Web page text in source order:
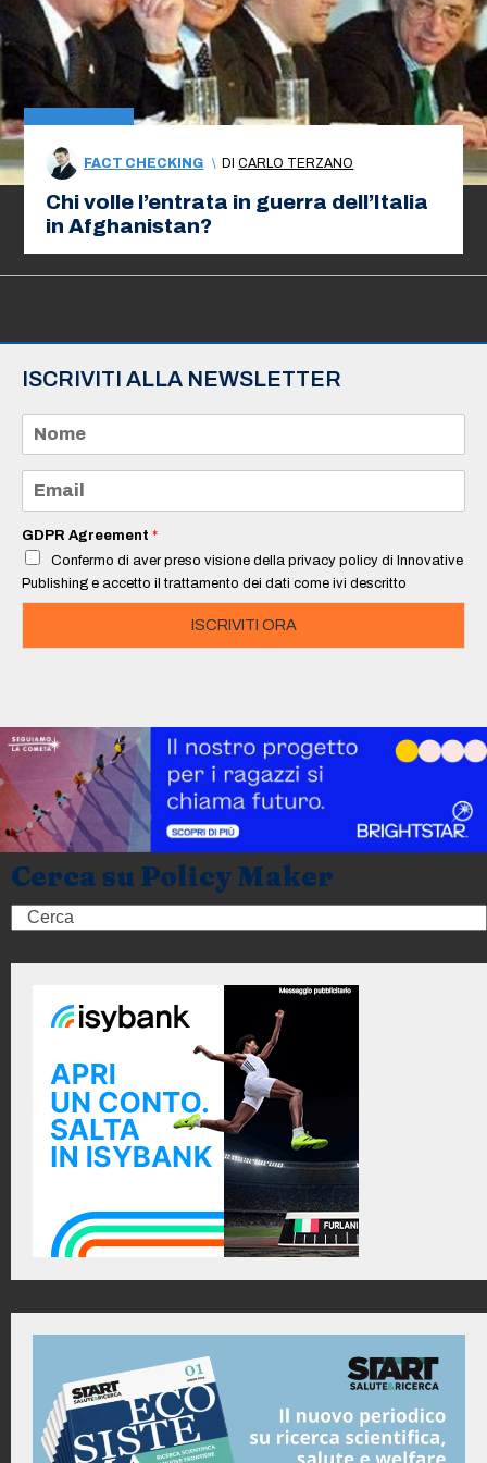
FACT CHECKING \ DICARLO TERZANO
Chi volle l’entrata in guerra dell’Italia
in Afghanistan?
ISCRIVITI ALLA NEWSLETTER
m
e
a
i
*
GDPR Agreement *
Confermo di aver preso visione della privacy policy di Innovative
Publishing e accetto il trattamento dei dati come ivi descritto
ISCRIVITI ORA
Cerca su Policy Maker
Search